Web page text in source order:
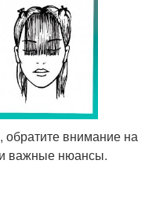
обратите внимание на
важные нюансы.